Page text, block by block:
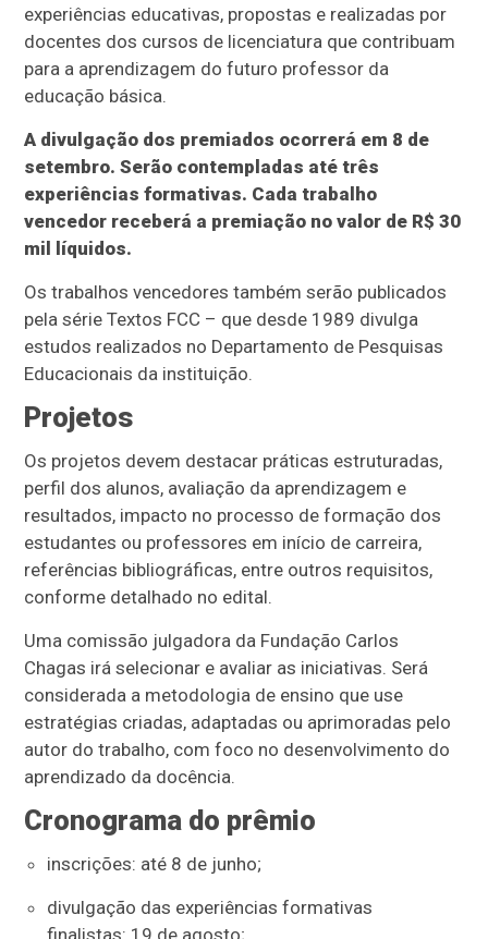
experiências educativas, propostas e realizadas por
docentes dos cursos de licenciatura que contribuam
para a aprendizagem do futuro professor da
educação básica.
A divulgação dos premiados ocorrerá em 8 de
setembro. Serão contempladas até três
experiências formativas. Cada trabalho
vencedor receberá a premiação no valor de R$ 30
mil líquidos.
Os trabalhos vencedores também serão publicados
pela série Textos FCC – que desde 1989 divulga
estudos realizados no Departamento de Pesquisas
Educacionais da instituição.
Projetos
Os projetos devem destacar práticas estruturadas,
perfil dos alunos, avaliação da aprendizagem e
resultados, impacto no processo de formação dos
estudantes ou professores em início de carreira,
referências bibliográficas, entre outros requisitos,
conforme detalhado no edital.
Uma comissão julgadora da Fundação Carlos
Chagas irá selecionar e avaliar as iniciativas. Será
considerada a metodologia de ensino que use
estratégias criadas, adaptadas ou aprimoradas pelo
autor do trabalho, com foco no desenvolvimento do
aprendizado da docência.
Cronograma do prêmio
inscrições: até 8 de junho;
divulgação das experiências formativas